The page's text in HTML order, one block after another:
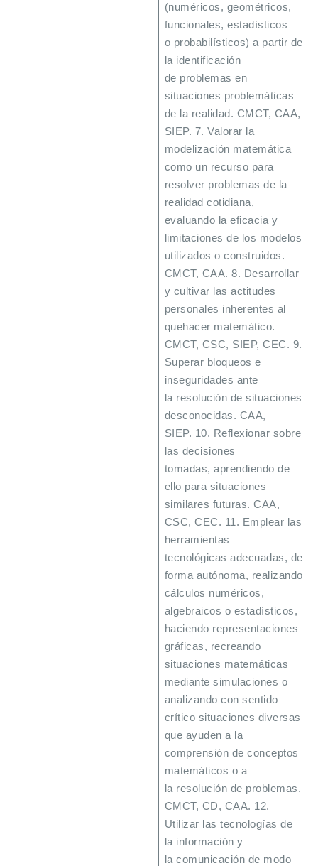
(numéricos, geométricos,
funcionales, estadísticos
o probabilísticos) a partir de
la identificación
de problemas en
situaciones problemáticas
de la realidad. CMCT, CAA,
SIEP. 7. Valorar la
modelización matemática
como un recurso para
resolver problemas de la
realidad cotidiana,
evaluando la eficacia y
limitaciones de los modelos
utilizados o construidos.
CMCT, CAA. 8. Desarrollar
y cultivar las actitudes
personales inherentes al
quehacer matemático.
CMCT, CSC, SIEP, CEC. 9.
Superar bloqueos e
inseguridades ante
la resolución de situaciones
desconocidas. CAA,
SIEP. 10. Reflexionar sobre
las decisiones
tomadas, aprendiendo de
ello para situaciones
similares futuras. CAA,
CSC, CEC. 11. Emplear las
herramientas
tecnológicas adecuadas, de
forma autónoma, realizando
cálculos numéricos,
algebraicos o estadísticos,
haciendo representaciones
gráficas, recreando
situaciones matemáticas
mediante simulaciones o
analizando con sentido
crítico situaciones diversas
que ayuden a la
comprensión de conceptos
matemáticos o a
la resolución de problemas.
CMCT, CD, CAA. 12.
Utilizar las tecnologías de
la información y
la comunicación de modo